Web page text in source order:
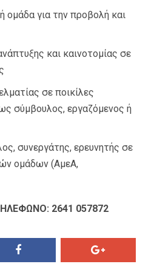
ομάδα για την προβολή και
και καινοτομίας σε
σε ποικίλες
σύμβουλος, εργαζόμενος ή
συνεργάτης, ερευνητής σε
ομάδων (ΑμεΑ,
2641 057872